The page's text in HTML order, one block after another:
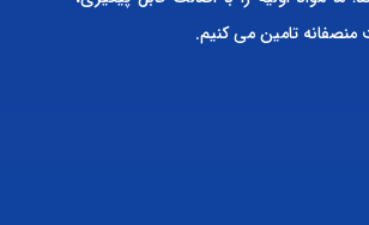
تامین می کنیم.